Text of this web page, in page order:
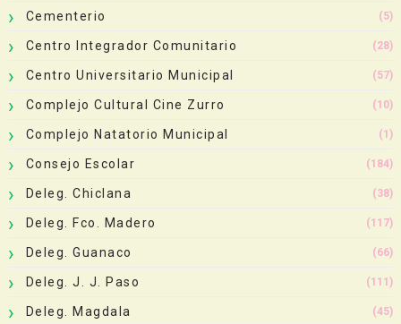
Cementerio (5)
Centro Integrador Comunitario (28)
Centro Universitario Municipal (57)
Complejo Cultural Cine Zurro (10)
Complejo Natatorio Municipal (1)
Consejo Escolar (184)
Deleg. Chiclana (38)
Deleg. Fco. Madero (117)
Deleg. Guanaco (66)
Deleg. J. J. Paso (111)
Deleg. Magdala (45)